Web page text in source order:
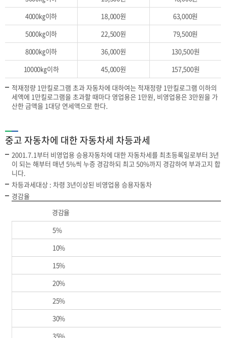
4000㎏이하
18,000원
63,000원
5000㎏이하
22,500원
79,500원
8000㎏이하
36,000원
130,500원
10000㎏이하
45,000원
157,500원
적재정량 1만킬로그램 초과 자동차에 대하여는 적재정량 1만킬로그램 이하의
세액에 1만킬로그램을 초과할 때마다 영업용은 1만원, 비영업용은 3만원을 가
산한 금액을 1대당 연세액으로 한다.
중고 자동차에 대한 자동차세 차등과세
2001.7.1부터 비영업용 승용자동차에 대한 자동차세를 최초등록일로부터 3년
이 되는 해부터 매년 5%씩 누증 경감하되 최고 50%까지 경감하여 부과고지 합
니다.
차등과세대상 : 차령 3년이상된 비영업용 승용자동차
경감율
경감율
5%
10%
15%
20%
25%
30%
35%